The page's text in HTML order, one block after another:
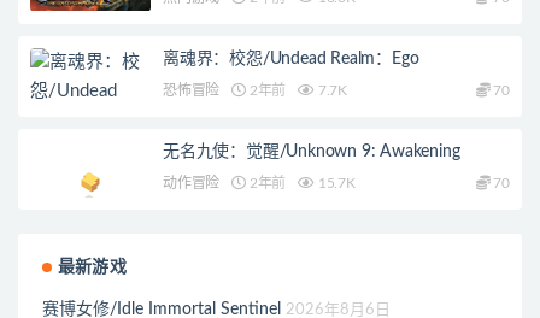
离魂界：校怨/Undead Realm：Ego
恐怖冒险 2年前 7.7K 70
无名九使：觉醒/Unknown 9: Awakening
动作冒险 2年前 15.7K 70
最新游戏
赛博女修/Idle Immortal Sentinel 2026年8月6日